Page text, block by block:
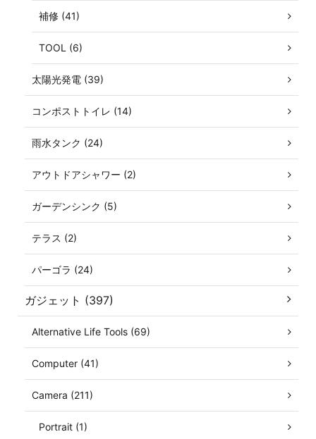
補修 (41)
TOOL (6)
太陽光発電 (39)
コンポストトイレ (14)
雨水タンク (24)
アウトドアシャワー (2)
ガーデンシンク (5)
テラス (2)
パーゴラ (24)
ガジェット (397)
Alternative Life Tools (69)
Computer (41)
Camera (211)
Portrait (1)